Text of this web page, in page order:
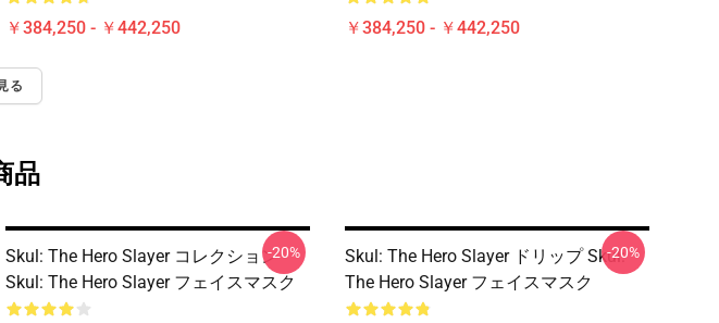
￥384,250 - ￥442,250 ￥384,250 - ￥442,250
る
品
Skul: The Hero Slayer コレクション
Skul: The Hero Slayer フェイスマスク
-20%
Skul: The Hero Slayer ドリップ Skul:
The Hero Slayer フェイスマスク
-20%